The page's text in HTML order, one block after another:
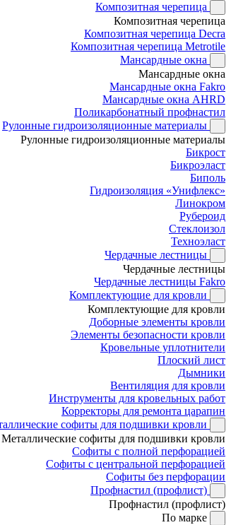
Композитная черепица
Композитная черепица
Композитная черепица Decra
Композитная черепица Metrotile
Мансардные окна
Мансардные окна
Мансардные окна Fakro
Мансардные окна AHRD
Поликарбонатный профнастил
Рулонные гидроизоляционные материалы
Рулонные гидроизоляционные материалы
Бикрост
Бикроэласт
Биполь
Гидроизоляция «Унифлекс»
Линокром
Рубероид
Стеклоизол
Техноэласт
Чердачные лестницы
Чердачные лестницы
Чердачные лестницы Fakro
Комплектующие для кровли
Комплектующие для кровли
Доборные элементы кровли
Элементы безопасности кровли
Кровельные уплотнители
Плоский лист
Дымники
Вентиляция для кровли
Инструменты для кровельных работ
Корректоры для ремонта царапин
софиты для подшивки кровли
Металлические софиты для подшивки кровли
Софиты с полной перфорацией
Софиты с центральной перфорацией
Софиты без перфорации
Профнастил (профлист)
Профнастил (профлист)
По марке